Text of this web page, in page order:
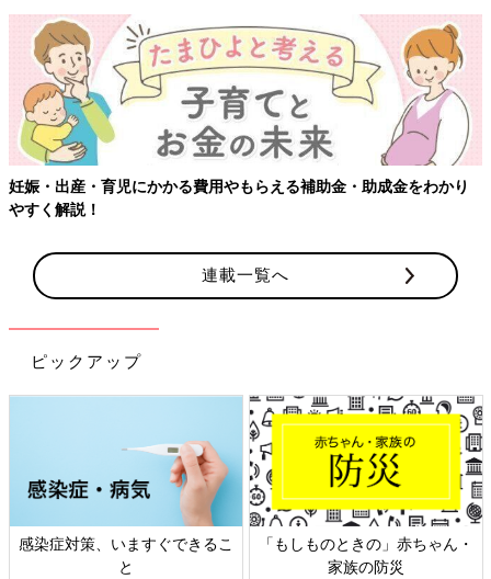
妊娠・出産・育児にかかる費用やもらえる補助金・助成金をわかり
やすく解説！
連載一覧へ
ピックアップ
感染症対策、いますぐできるこ
と
「もしものときの」赤ちゃん・
家族の防災